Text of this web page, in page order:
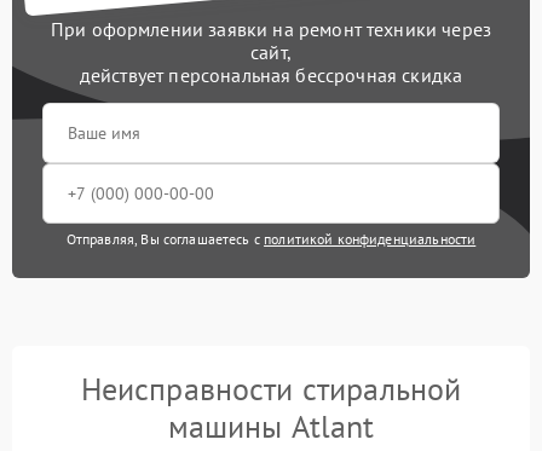
При оформлении заявки на ремонт техники через
сайт,
действует персональная бессрочная скидка
Отправляя, Вы соглашаетесь с политикой конфиденциальности
Неисправности стиральной
машины Atlant